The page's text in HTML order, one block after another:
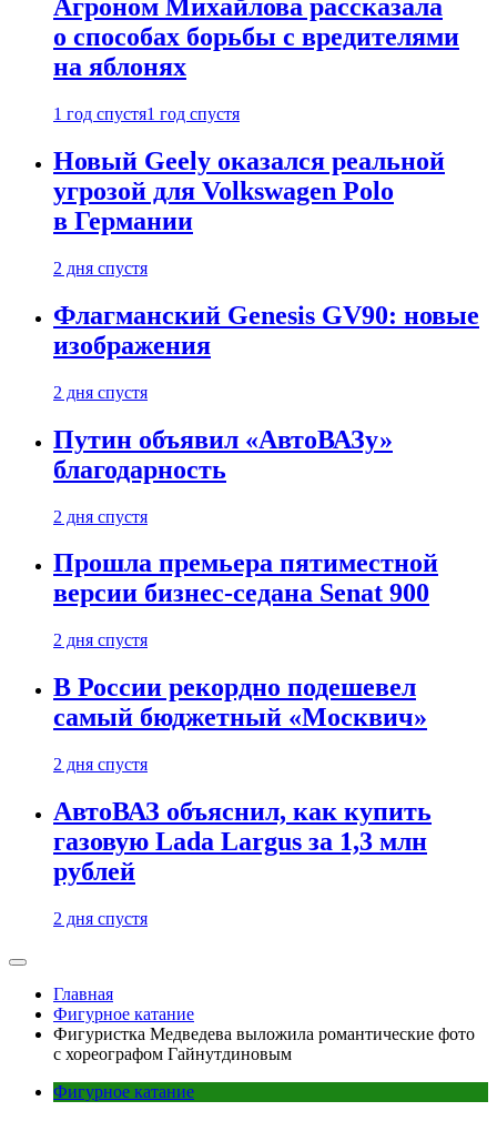
Агроном Михайлова рассказала
о способах борьбы с вредителями
на яблонях
1 год спустя1 год спустя
Новый Geely оказался реальной
угрозой для Volkswagen Polo
в Германии
2 дня спустя
Флагманский Genesis GV90: новые
изображения
2 дня спустя
Путин объявил «АвтоВАЗу»
благодарность
2 дня спустя
Прошла премьера пятиместной
версии бизнес-седана Senat 900
2 дня спустя
В России рекордно подешевел
самый бюджетный «Москвич»
2 дня спустя
АвтоВАЗ объяснил, как купить
газовую Lada Largus за 1,3 млн
рублей
2 дня спустя
Главная
Фигурное катание
Фигуристка Медведева выложила романтические фото
с хореографом Гайнутдиновым
Фигурное катание